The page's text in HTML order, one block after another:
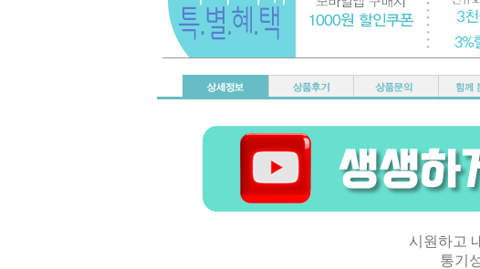
시원하고
통기